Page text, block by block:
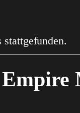
stattgefunden.